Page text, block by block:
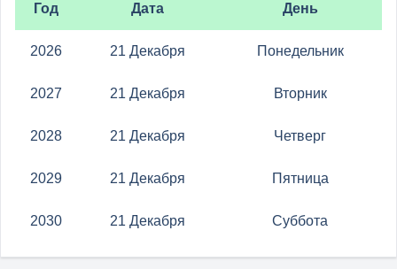
Год Дата День
2026 21 Декабря Понедельник
2027 21 Декабря Вторник
2028 21 Декабря Четверг
2029 21 Декабря Пятница
2030 21 Декабря Суббота